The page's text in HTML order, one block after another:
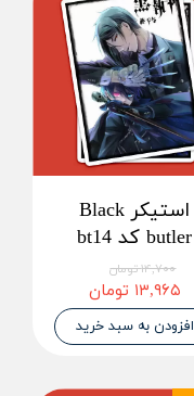
استیکر Black
butler کد bt14
۱۴,۷۰۰ تومان
۱۳,۹۶۵ تومان
افزودن به سبد خرید